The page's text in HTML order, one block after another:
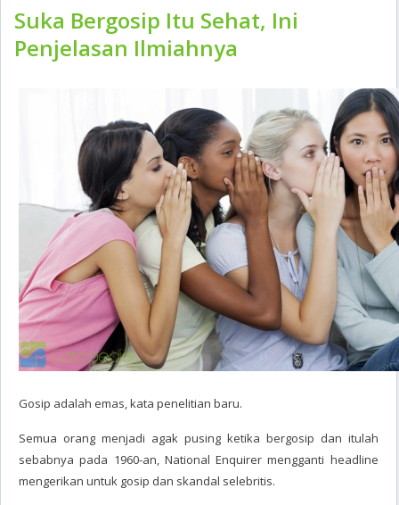
Suka Bergosip Itu Sehat, Ini
Penjelasan Ilmiahnya
Gosip adalah emas, kata penelitian baru.
Semua orang menjadi agak pusing ketika bergosip dan itulah
sebabnya pada 1960-an, National Enquirer mengganti headline
mengerikan untuk gosip dan skandal selebritis.